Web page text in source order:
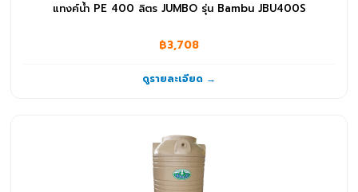
แทงค์น้ำ PE 400 ลิตร JUMBO รุ่น Bambu JBU400S
฿3,708
ดูรายละเอียด →